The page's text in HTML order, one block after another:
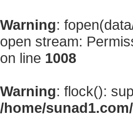
Warning:
open stream:
on line 1008
Warning: flock():
/home/